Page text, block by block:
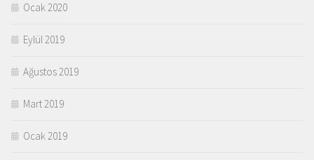
Ocak 2020
Eylül 2019
Ağustos 2019
Mart 2019
Ocak 2019